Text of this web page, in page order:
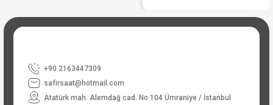
+90 2163447309
safirsaat@hotmail.com
Atatürk mah. Alemdağ cad. No 104 Ümraniye / İstanbul